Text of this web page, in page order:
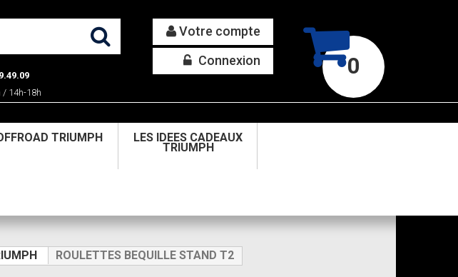
0
Votre compte
Connexion
14h-18h
TRIUMPH LES IDEES CADEAUX
TRIUMPH
ROULETTES BEQUILLE STAND T2